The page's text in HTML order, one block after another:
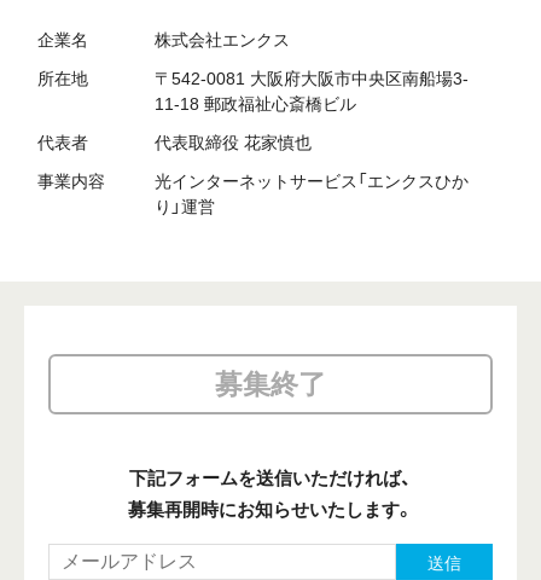
企業名
株式会社エンクス
所在地
〒542-0081 大阪府大阪市中央区南船場3-
11-18 郵政福祉心斎橋ビル
代表者
代表取締役 花家慎也
事業内容
光インターネットサービス「エンクスひか
り」運営
募集終了
下記フォームを送信いただければ、
募集再開時にお知らせいたします。
送信